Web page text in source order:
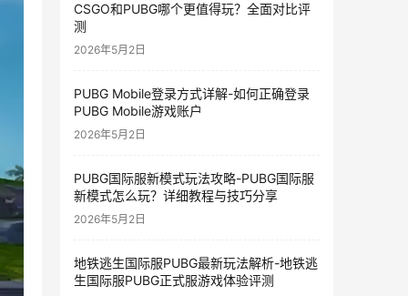
CSGO和PUBG哪个更值得玩？全面对比评
测
2026年5月2日
PUBG Mobile登录方式详解-如何正确登录
PUBG Mobile游戏账户
2026年5月2日
PUBG国际服新模式玩法攻略-PUBG国际服
新模式怎么玩？详细教程与技巧分享
2026年5月2日
地铁逃生国际服PUBG最新玩法解析-地铁逃
生国际服PUBG正式服游戏体验评测